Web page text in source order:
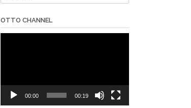
OTTO CHANNEL
00:00 00:19